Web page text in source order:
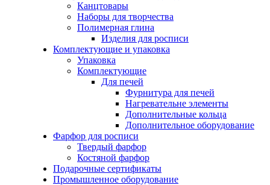
Канцтовары
Наборы для творчества
Полимерная глина
Изделия для росписи
Комплектующие и упаковка
Упаковка
Комплектующие
Для печей
Фурнитура для печей
Нагревательне элементы
Дополнительные кольца
Дополнительное оборудование
Фарфор для росписи
Твердый фарфор
Костяной фарфор
Подарочные сертификаты
Промышленное оборудование